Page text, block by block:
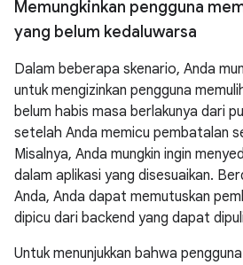
Memungkinkan pengguna
yang belum kedaluwarsa
Dalam beberapa skenario, Anda
untuk mengizinkan pengguna
belum habis masa berlakunya dari
setelah Anda memicu pembatalan
Misalnya, Anda mungkin ingin
dalam aplikasi yang disesuaikan.
Anda, Anda dapat memutuskan
dipicu dari backend yang dapat
Untuk menunjukkan bahwa